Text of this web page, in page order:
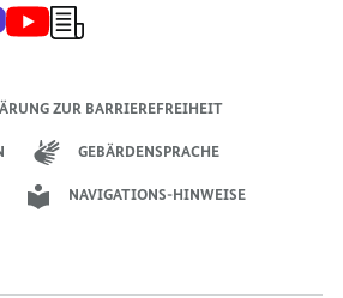
Zum
Mastodon-
Zum
YouTube-Anmeldung
ZUR BARRIEREFREIHEIT
GEBÄRDENSPRACHE
NAVIGATIONS-HINWEISE